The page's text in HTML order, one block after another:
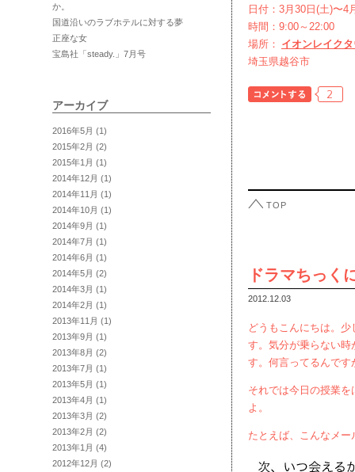
か。
国道沿いのラブホテルに対する夢
正座な女
宝島社「steady.」7月号
アーカイブ
2016年5月 (1)
2015年2月 (2)
2015年1月 (1)
2014年12月 (1)
2014年11月 (1)
2014年10月 (1)
2014年9月 (1)
2014年7月 (1)
2014年6月 (1)
2014年5月 (2)
2014年3月 (1)
2014年2月 (1)
2013年11月 (1)
2013年9月 (1)
2013年8月 (2)
2013年7月 (1)
2013年5月 (1)
2013年4月 (1)
2013年3月 (2)
2013年2月 (2)
2013年1月 (4)
2012年12月 (2)
日付：3月30日(土)〜4
時間：9:00～22:00
場所： イオンレイク
埼玉県越谷市
2
TOP
ドラマちっく
2012.12.03
どうもこんにちは。
す。気分が乗らない
す。何言ってるんで
それでは今日の授業
よ。
たとえば、こんなメー